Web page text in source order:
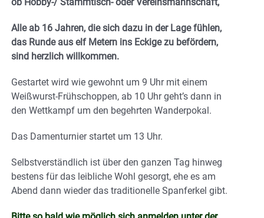
Alle ab 16 Jahren, die sich dazu in der Lage fühlen,
das Runde aus elf Metern ins Eckige zu befördern,
sind herzlich willkommen.
Gestartet wird wie gewohnt um 9 Uhr mit einem
Weißwurst-Frühschoppen, ab 10 Uhr geht’s dann in
den Wettkampf um den begehrten Wanderpokal.
Das Damenturnier startet um 13 Uhr.
Selbstverständlich ist über den ganzen Tag hinweg
bestens für das leibliche Wohl gesorgt, ehe es am
Abend dann wieder das traditionelle Spanferkel gibt.